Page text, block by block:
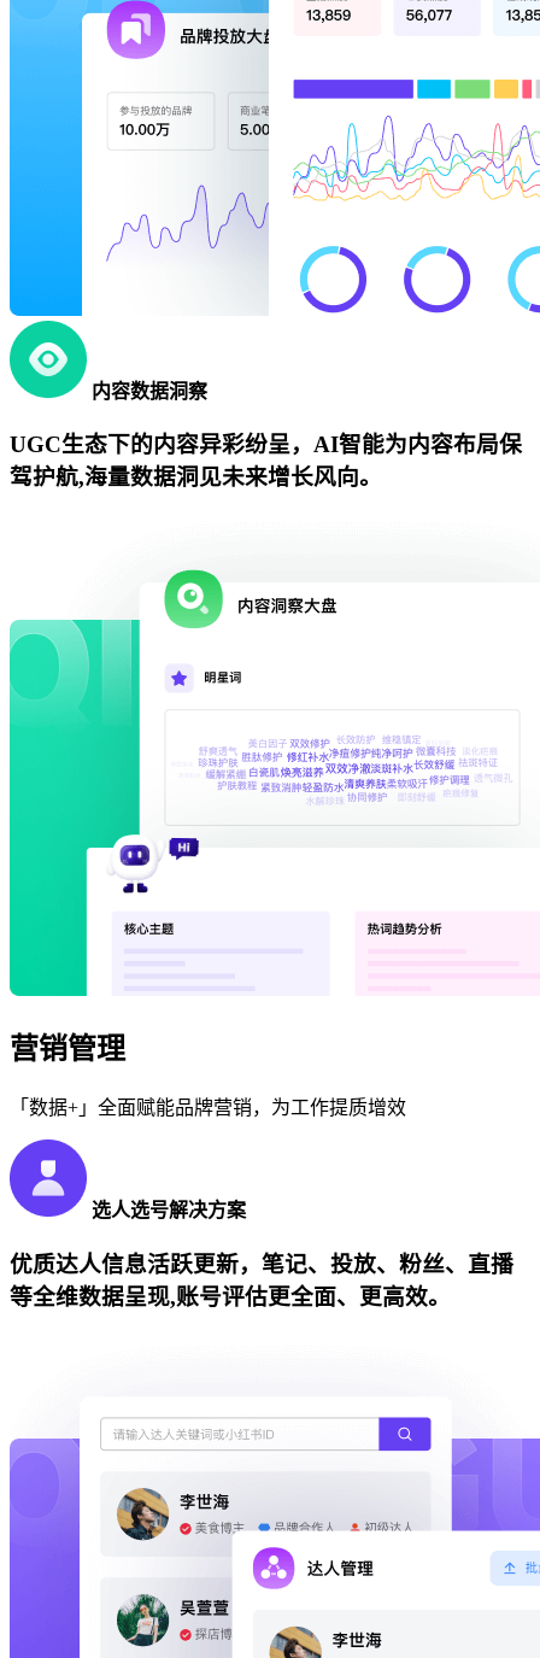
内容数据洞察
UGC生态下的内容异彩纷呈，AI智能为内容布局保
驾护航,海量数据洞见未来增长风向。
营销管理
「数据+」全面赋能品牌营销，为工作提质增效
选人选号解决方案
优质达人信息活跃更新，笔记、投放、粉丝、直播
等全维数据呈现,账号评估更全面、更高效。